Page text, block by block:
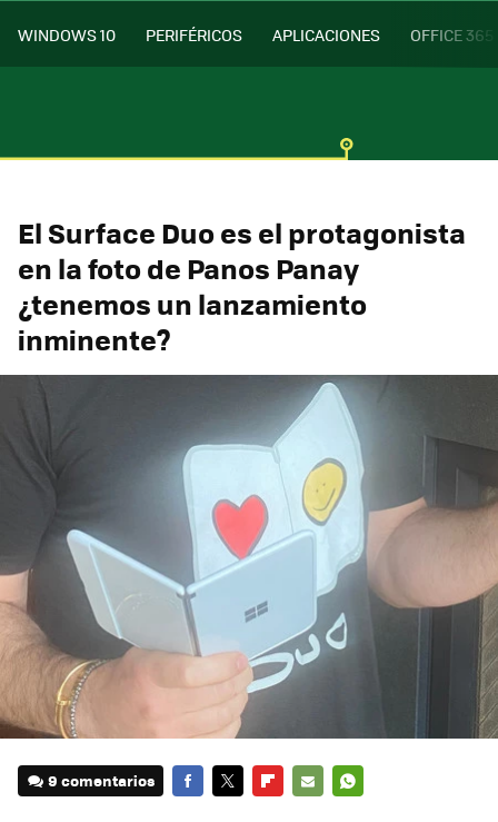
WINDOWS 10 PERIFÉRICOS APLICACIONES OFFICE 365
El Surface Duo es el protagonista
en la foto de Panos Panay
¿tenemos un lanzamiento
inminente?
9 comentarios